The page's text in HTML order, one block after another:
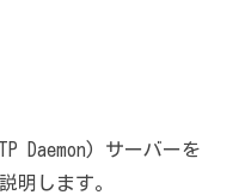
Daemon) サーバーを
明します。